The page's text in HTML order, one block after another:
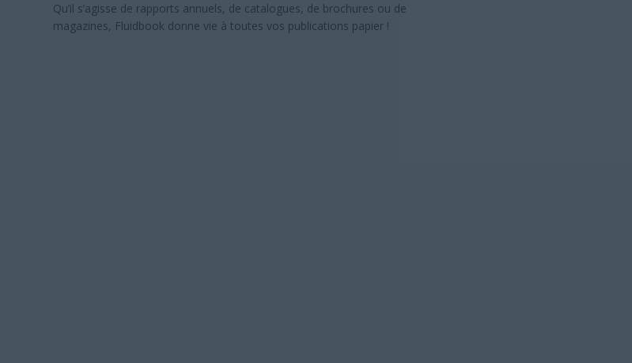
Qu’il s’agisse de rapports annuels, de catalogues, de brochures ou de
magazines, Fluidbook donne vie à toutes vos publications papier !